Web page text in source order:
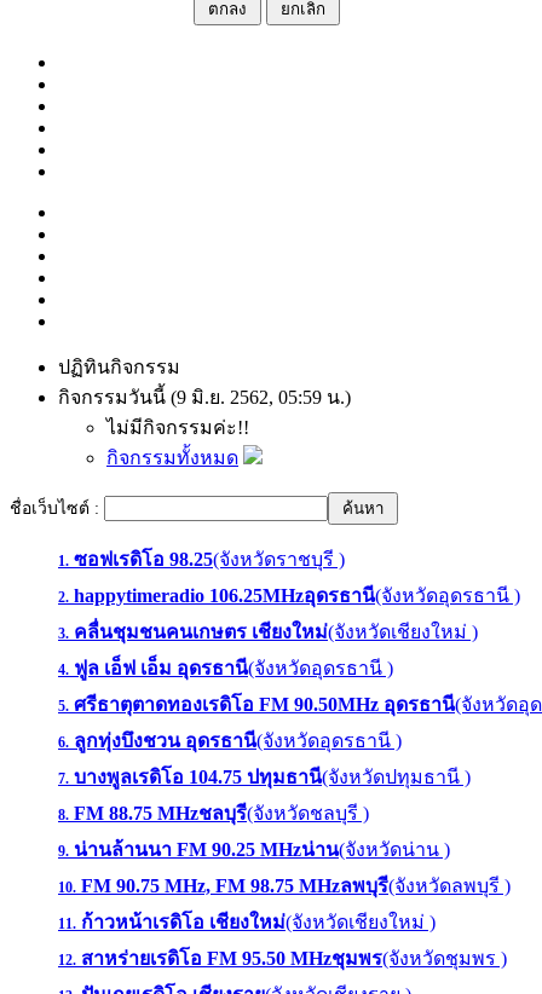
ปฏิทินกิจกรรม
กิจกรรมวันนี้ (9 มิ.ย. 2562, 05:59 น.)
ไม่มีกิจกรรมค่ะ!!
กิจกรรมทั้งหมด
ชื่อเว็บไซต์ :
1. ซอฟเรดิโอ 98.25(จังหวัดราชบุรี )
2. happytimeradio 106.25MHzอุดรธานี(จังหวัดอุดรธานี )
3. คลื่นชุมชนคนเกษตร เชียงใหม่(จังหวัดเชียงใหม่ )
4. ฟูล เอ็ฟ เอ็ม อุดรธานี(จังหวัดอุดรธานี )
5. ศรีธาตุตาดทองเรดิโอ FM 90.50MHz อุดรธานี(จังหวัดอุ
6. ลูกทุ่งบึงชวน อุดรธานี(จังหวัดอุดรธานี )
7. บางพูลเรดิโอ 104.75 ปทุมธานี(จังหวัดปทุมธานี )
8. FM 88.75 MHzชลบุรี(จังหวัดชลบุรี )
9. น่านล้านนา FM 90.25 MHzน่าน(จังหวัดน่าน )
10. FM 90.75 MHz, FM 98.75 MHzลพบุรี(จังหวัดลพบุรี )
11. ก้าวหน้าเรดิโอ เชียงใหม่(จังหวัดเชียงใหม่ )
12. สาหร่ายเรดิโอ FM 95.50 MHzชุมพร(จังหวัดชุมพร )